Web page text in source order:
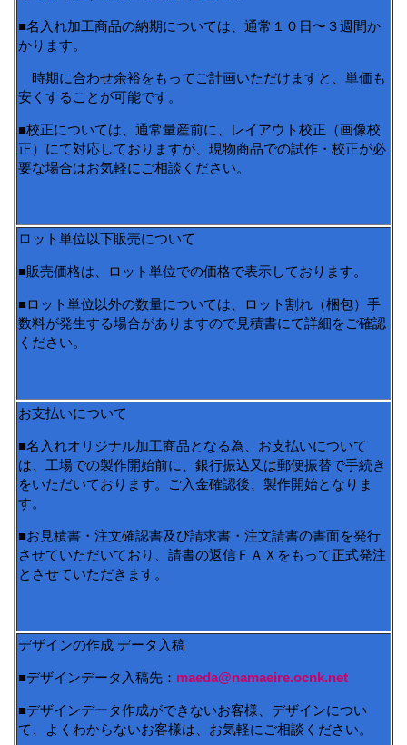
■名入れ加工商品の納期については、通常１０日〜３週間か
かります。
時期に合わせ余裕をもってご計画いただけますと、単価も
安くすることが可能です。
■校正については、通常量産前に、レイアウト校正（画像校
正）にて対応しておりますが、現物商品での試作・校正が必
要な場合はお気軽にご相談ください。
ロット単位以下販売について
■販売価格は、ロット単位での価格で表示しております。
■ロット単位以外の数量については、ロット割れ（梱包）手
数料が発生する場合がありますので見積書にて詳細をご確認
ください。
お支払いについて
■名入れオリジナル加工商品となる為、お支払いについて
は、工場での製作開始前に、銀行振込又は郵便振替で手続き
をいただいております。ご入金確認後、製作開始となりま
す。
■お見積書・注文確認書及び請求書・注文請書の書面を発行
させていただいており、請書の返信ＦＡＸをもって正式発注
とさせていただきます。
デザインの作成 データ入稿
■デザインデータ入稿先： maeda@namaeire.ocnk.net
■デザインデータ作成ができないお客様、デザインについ
て、よくわからないお客様は、お気軽にご相談ください。